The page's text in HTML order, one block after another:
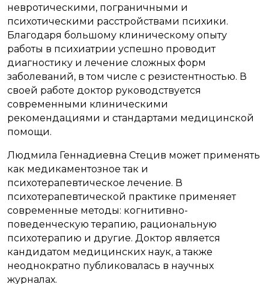
невротическими, пограничными и
психотическими расстройствами психики.
Благодаря большому клиническому опыту
работы в психиатрии успешно проводит
диагностику и лечение сложных форм
заболеваний, в том числе с резистентностью. В
своей работе доктор руководствуется
современными клиническими
рекомендациями и стандартами медицинской
помощи.
Людмила Геннадиевна Стецив может применять
как медикаментозное так и
психотерапевтическое лечение. В
психотерапевтической практике применяет
современные методы: когнитивно-
поведенческую терапию, рациональную
психотерапию и другие. Доктор является
кандидатом медицинских наук, а также
неоднократно публиковалась в научных
журналах.